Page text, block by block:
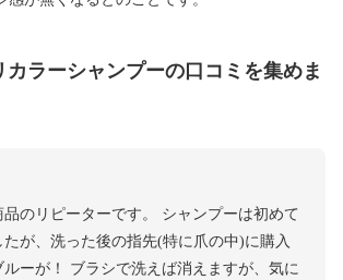
カラーシャンプーの口コミを集めま
のリピーターです。 シャンプーは初めて
が、洗った後の指先(特に爪の中)に購入
ルーが！ ブラシで洗えば消えますが、気に